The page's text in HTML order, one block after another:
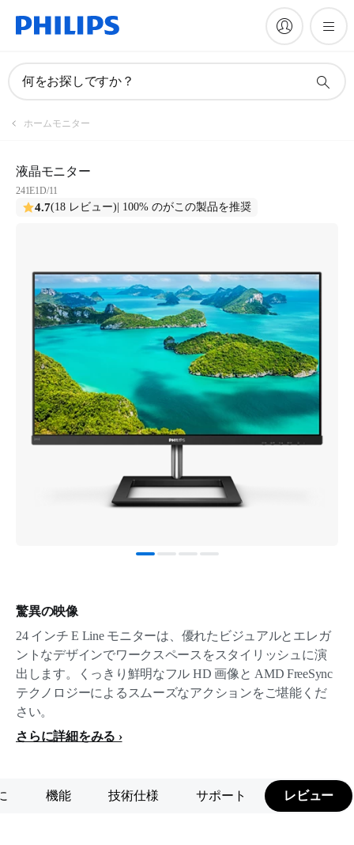
何をお探しですか？
ホームモニター
液晶モニター
241E1D/11
4.7(18 レビュー) | 100% のがこの製品を推奨
驚異の映像
24 インチ E Line モニターは、優れたビジュアルとエレガ
ントなデザインでワークスペースをスタイリッシュに演
出します。くっきり鮮明なフル HD 画像と AMD FreeSync
テクノロジーによるスムーズなアクションをご堪能くだ
さい。
さらに詳細をみる
機能 技術仕様 サポート レビュー